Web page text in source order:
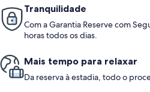
Tranquilidade
Com a Garantia Reserve com
horas todos os dias.
Mais tempo para relaxar
Da reserva à estadia, todo o